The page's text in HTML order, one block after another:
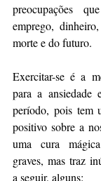
preocupações
emprego,
morte e do futuro.
Exercitar-se é a
para a ansiedade
período, pois tem
positivo sobre a
uma cura
graves, mas traz
a seguir, alguns: